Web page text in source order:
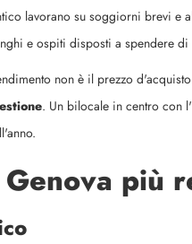
lavorano su soggiorni brevi e
e ospiti disposti a spendere
non è il prezzo
. Un bilocale in centro con
più